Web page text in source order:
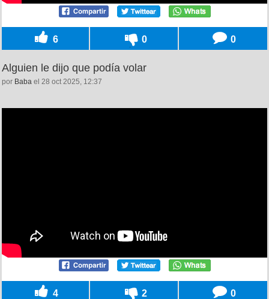
6 0 0
Alguien le dijo que podía volar
por Baba el 28 oct 2025, 12:37
4 2 0